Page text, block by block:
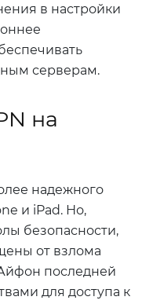
в настройки
серверам.
на
надежного
и iPad. Но,
безопасности,
от взлома
последней
для доступа к